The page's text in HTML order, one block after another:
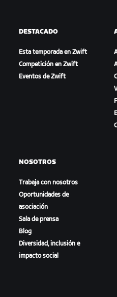
DESTACADO
Esta temporada en Zwift
Competición en Zwift
Eventos de Zwift
NOSOTROS
Trabaja con nosotros
Oportunidades de
asociación
Sala de prensa
Blog
Diversidad, inclusión e
impacto social